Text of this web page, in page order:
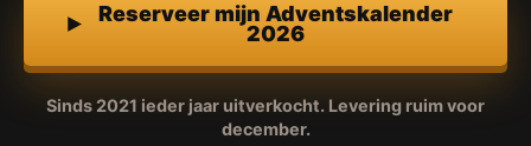
Reserveer mijn Adventskalender
2026
Sinds 2021 ieder jaar uitverkocht. Levering ruim voor
december.